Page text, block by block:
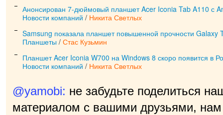
Анонсирован 7-дюймовый планшет Acer Iconia Tab A110 с
Новости компаний / Никита Светлых
Samsung показала планшет повышенной прочности Galaxy
Планшеты / Стас Кузьмин
Планшет Acer Iconia W700 на Windows 8 скоро появится в
Новости компаний / Никита Светлых
@yamobi: не забудьте поделиться
материалом с вашими друзьями, нам